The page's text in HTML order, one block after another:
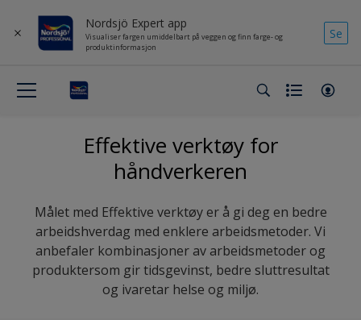
Nordsjö Expert app
Visualiser fargen umiddelbart på veggen og finn farge- og
produktinformasjon
Se
Effektive verktøy for
håndverkeren
Målet med Effektive verktøy er å gi deg en bedre
arbeidshverdag med enklere arbeidsmetoder. Vi
anbefaler kombinasjoner av arbeidsmetoder og
produktersom gir tidsgevinst, bedre sluttresultat
og ivaretar helse og miljø.